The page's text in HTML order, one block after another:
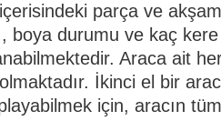
parça ve
boya durumu ve kaç
Araca ait
İkinci el bir
için, aracın